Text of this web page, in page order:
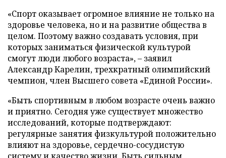
«Спорт оказывает огромное влияние не только на
здоровье человека, но и на развитие общества в
целом. Поэтому важно создавать условия, при
которых заниматься физической культурой
смогут люди любого возраста», – заявил
Александр Карелин, трехкратный олимпийский
чемпион, член Высшего совета «Единой России».
«Быть спортивным в любом возрасте очень важно
и приятно. Сегодня уже существует множество
исследований, которые подтверждают:
регулярные занятия физкультурой положительно
влияют на здоровье, сердечно-сосудистую